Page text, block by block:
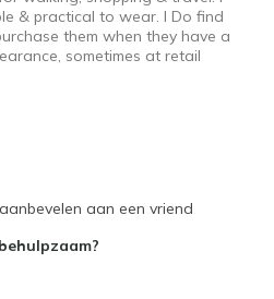
& practical to wear. I Do find
them when they have a
sometimes at retail
aan een vriend